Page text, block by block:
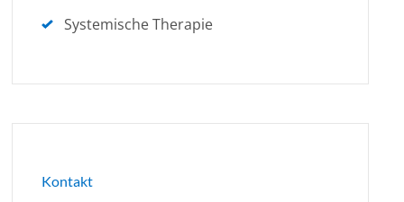
Systemische Therapie
Kontakt